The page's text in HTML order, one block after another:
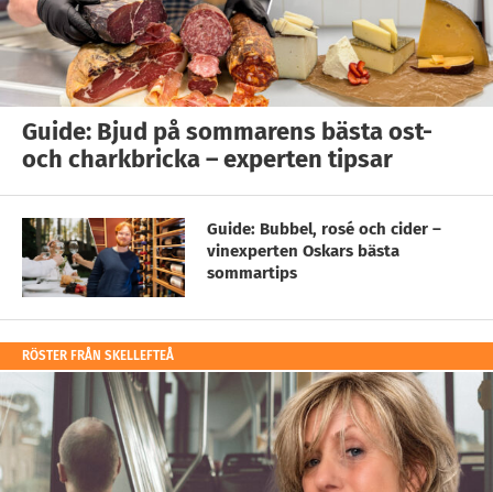
Guide: Bjud på sommarens bästa ost-
och charkbricka – experten tipsar
Guide: Bubbel, rosé och cider –
vinexperten Oskars bästa
sommartips
RÖSTER FRÅN SKELLEFTEÅ